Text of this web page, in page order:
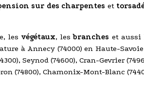
sur des charpentes et
les végétaux, lesbranches et
à Annecy (74000) en Haute-
Seynod (74600), Cran-Gevrier
(74800), Chamonix-Mont-Blanc